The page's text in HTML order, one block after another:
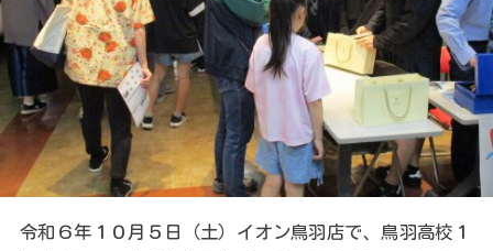
令和６年１０月５日（土）イオン鳥羽店で、鳥羽高校１